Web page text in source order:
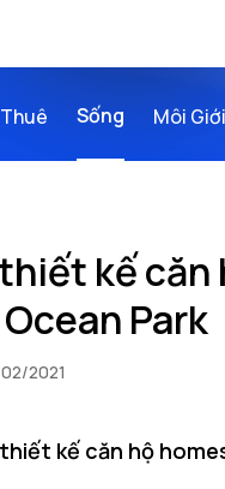
Thuê Sống Môi Giới
kế căn
Park
2021
kế căn hộ